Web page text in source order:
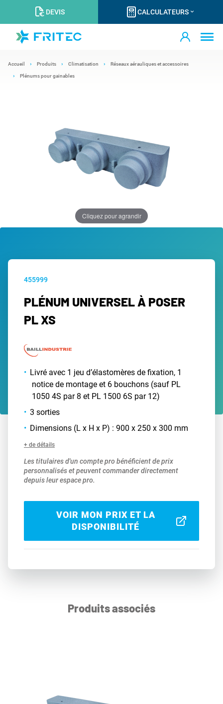
DEVIS CALCULATEURS
Accueil Produits Climatisation Réseaux aérauliques et accessoires
Plénums pour gainables
Cliquez pour agrandir
455999
PLÉNUM UNIVERSEL À POSER
PL XS
Livré avec 1 jeu d’élastomères de fixation, 1
notice de montage et 6 bouchons (sauf PL
1050 4S par 8 et PL 1500 6S par 12)
3 sorties
Dimensions (L x H x P) : 900 x 250 x 300 mm
+ de détails
Les titulaires d'un compte pro bénéficient de prix
personnalisés et peuvent commander directement
depuis leur espace pro.
VOIR MON PRIX ET LA
DISPONIBILITÉ
Produits associés